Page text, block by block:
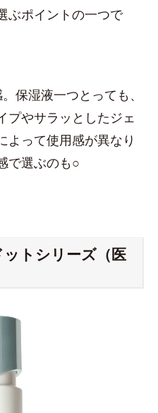
ぶポイントの一つで
保湿液一つとっても、
プやサラッとしたジェ
よって使用感が異なり
で選ぶのも○
トシリーズ（医